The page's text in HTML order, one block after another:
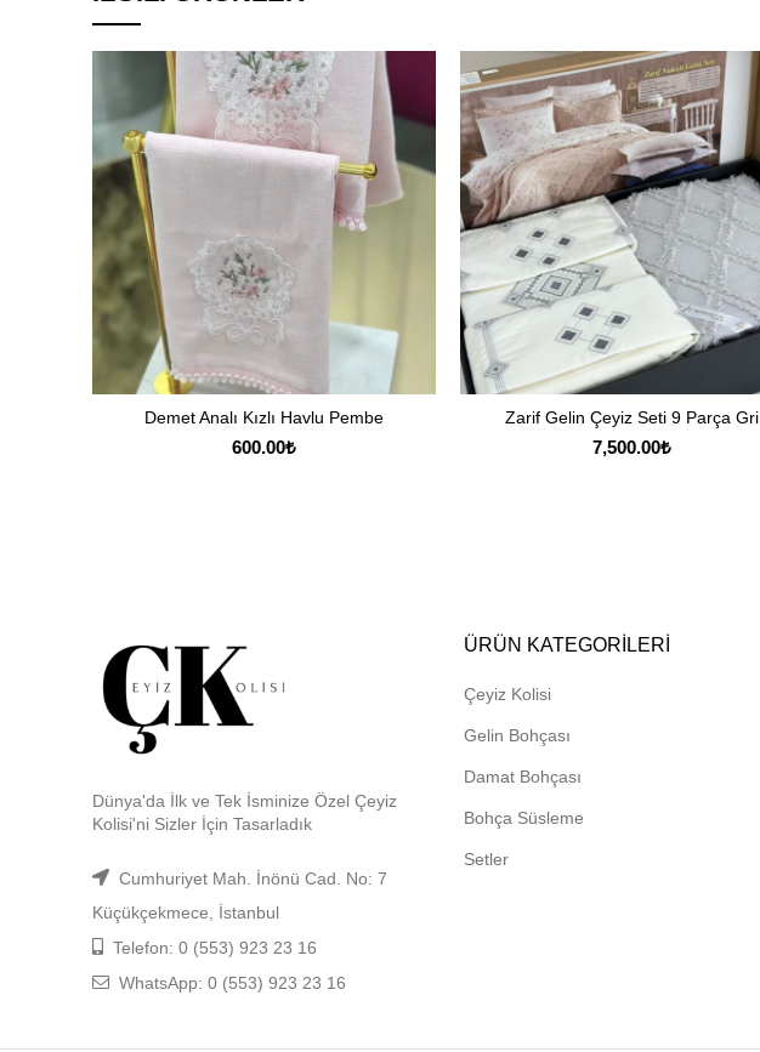
SEPETE EKLE
Demet Analı Kızlı Havlu Pembe
600.00₺
SEPETE EKLE
Zarif Gelin Çeyiz Seti 9 Parça Gri
7,500.00₺
Dünya'da İlk ve Tek İsminize Özel Çeyiz
Kolisi'ni Sizler İçin Tasarladık
Cumhuriyet Mah. İnönü Cad. No: 7
Küçükçekmece, İstanbul
Telefon: 0 (553) 923 23 16
WhatsApp: 0 (553) 923 23 16
ÜRÜN KATEGORILERI
Çeyiz Kolisi
Gelin Bohçası
Damat Bohçası
Bohça Süsleme
Setler